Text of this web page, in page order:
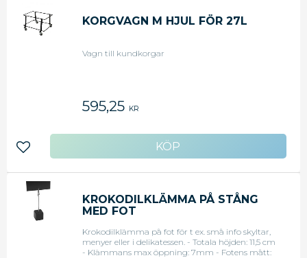
KORGVAGN M HJUL FÖR 27L
Vagn till kundkorgar
595,25 KR
Lägg till i favoriter
KROKODILKLÄMMA PÅ STÅNG
MED FOT
Krokodilklämma på fot för t ex. små info skyltar,
menyer eller i delikatessen. - Totala höjden: 11,5 cm
- Klämmans max öppning: 7mm - Fotens mått: